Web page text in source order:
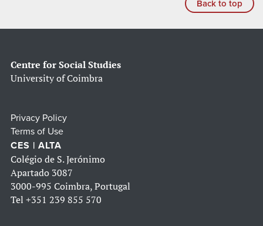
Back to top
Centre for Social Studies
University of Coimbra
Privacy Policy
Terms of Use
CES | ALTA
Colégio de S. Jerónimo
Apartado 3087
3000-995 Coimbra, Portugal
Tel +351 239 855 570